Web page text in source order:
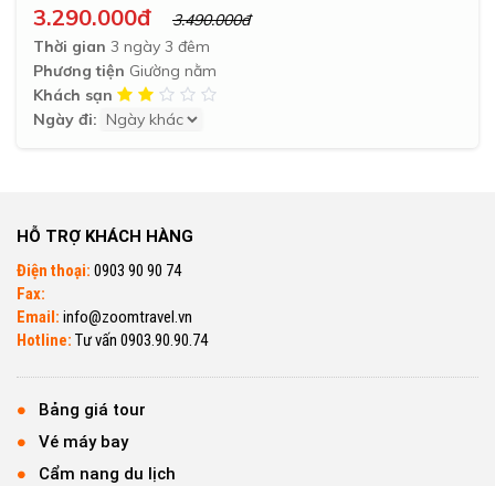
3.290.000đ
3.490.000đ
Thời gian 3 ngày 3 đêm
Phương tiện Giường nằm
Khách sạn
Ngày đi:
HỖ TRỢ KHÁCH HÀNG
Điện thoại: 0903 90 90 74
Fax:
Email: info@zoomtravel.vn
Hotline: Tư vấn 0903.90.90.74
Bảng giá tour
Vé máy bay
Cẩm nang du lịch